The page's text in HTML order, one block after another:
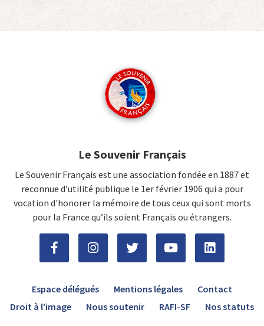
Le Souvenir Français
Le Souvenir Français est une association fondée en 1887 et
reconnue d’utilité publique le 1er février 1906 qui a pour
vocation d'honorer la mémoire de tous ceux qui sont morts
pour la France qu’ils soient Français ou étrangers.
Espace délégués Mentions légales
Contact
Droit à l’image
Nous soutenir RAFI-SF Nos statuts